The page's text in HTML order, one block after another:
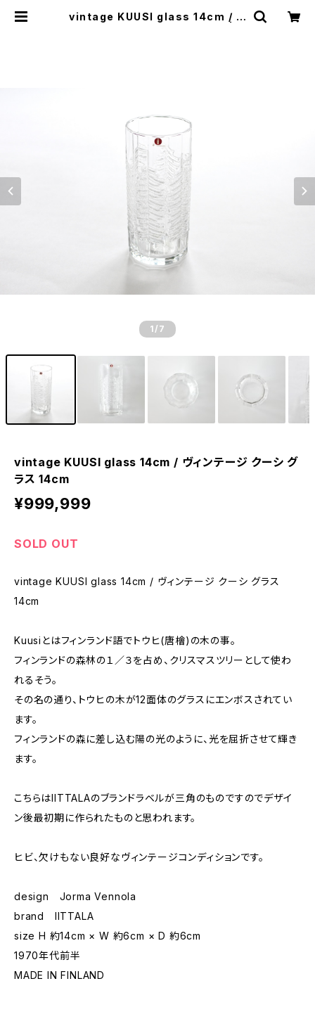
vintage KUUSI glass 14cm / ヴ
1 /7
vintage KUUSI glass 14cm / ヴィンテージ クーシ グ
ラス 14cm
¥999,999
SOLD OUT
vintage KUUSI glass 14cm / ヴィンテージ クーシ グラス
14cm
Kuusiとはフィンランド語でトウヒ(唐檜)の木の事。
フィンランドの森林の１／３を占め、クリスマスツリーとして使わ
れるそう。
その名の通り、トウヒの木が12面体のグラスにエンボスされてい
ます。
フィンランドの森に差し込む陽の光のように、光を屈折させて輝き
ます。
こちらはIITTALAのブランドラベルが三角のものですのでデザイ
ン後最初期に作られたものと思われます。
ヒビ、欠けもない良好なヴィンテージコンディションです。
design Jorma Vennola
brand IITTALA
size H 約14cm × W 約6cm × D 約6cm
1970年代前半
MADE IN FINLAND